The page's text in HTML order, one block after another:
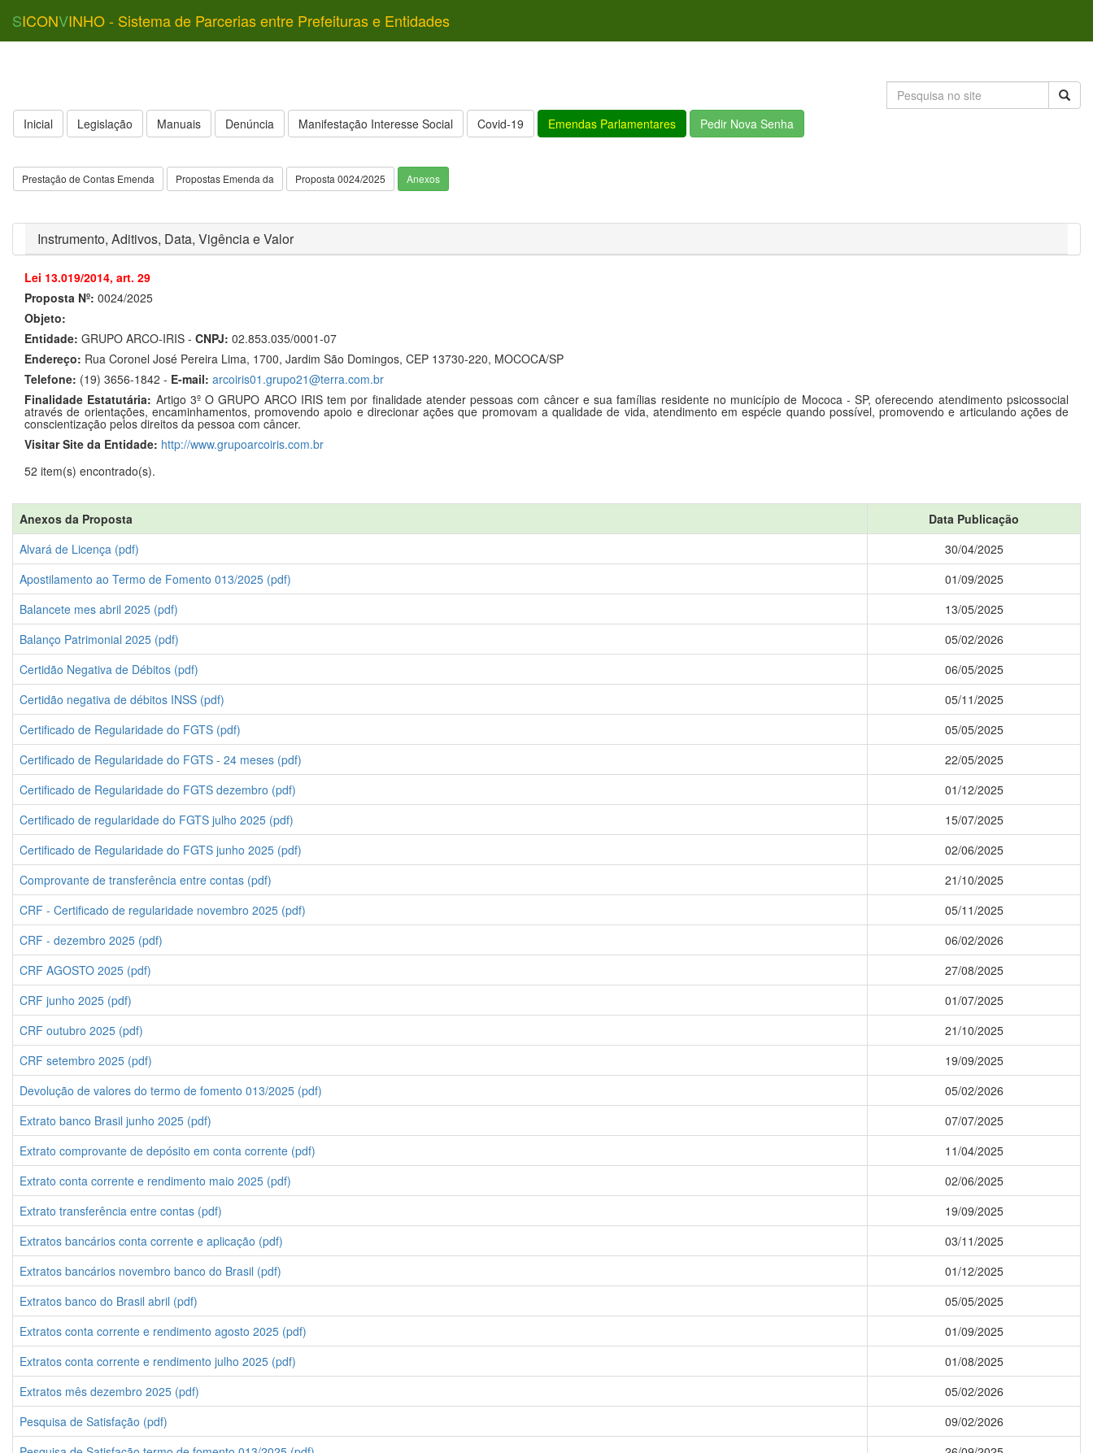
SICONVINHO - Sistema de Parcerias entre Prefeituras e Entidades
Inicial Legislação Manuais Denúncia Manifestação Interesse Social Covid-19 Emendas Parlamentares Pedir Nova Senha
Prestação de Contas Emenda Propostas Emenda da Proposta 0024/2025 Anexos
Instrumento, Aditivos, Data, Vigência e Valor
Lei 13.019/2014, art. 29
Proposta Nº: 0024/2025
Objeto:
Entidade: GRUPO ARCO-IRIS - CNPJ: 02.853.035/0001-07
Endereço: Rua Coronel José Pereira Lima, 1700, Jardim São Domingos, CEP 13730-220, MOCOCA/SP
Telefone: (19) 3656-1842 - E-mail: arcoiris01.grupo21@terra.com.br
Finalidade Estatutária: Artigo 3º O GRUPO ARCO IRIS tem por finalidade atender pessoas com câncer e sua famílias residente no município de Mococa - SP, oferecendo atendimento psicossocial
através de orientações, encaminhamentos, promovendo apoio e direcionar ações que promovam a qualidade de vida, atendimento em espécie quando possível, promovendo e articulando ações de
conscientização pelos direitos da pessoa com câncer.
Visitar Site da Entidade: http://www.grupoarcoiris.com.br
52 item(s) encontrado(s).
Anexos da Proposta
Data Publicação
Alvará de Licença (pdf)
30/04/2025
Apostilamento ao Termo de Fomento 013/2025 (pdf)
01/09/2025
Balancete mes abril 2025 (pdf)
13/05/2025
Balanço Patrimonial 2025 (pdf)
05/02/2026
Certidão Negativa de Débitos (pdf)
06/05/2025
Certidão negativa de débitos INSS (pdf)
05/11/2025
Certificado de Regularidade do FGTS (pdf)
05/05/2025
Certificado de Regularidade do FGTS - 24 meses (pdf)
22/05/2025
Certificado de Regularidade do FGTS dezembro (pdf)
01/12/2025
Certificado de regularidade do FGTS julho 2025 (pdf)
15/07/2025
Certificado de Regularidade do FGTS junho 2025 (pdf)
02/06/2025
Comprovante de transferência entre contas (pdf)
21/10/2025
CRF - Certificado de regularidade novembro 2025 (pdf)
05/11/2025
CRF - dezembro 2025 (pdf)
06/02/2026
CRF AGOSTO 2025 (pdf)
27/08/2025
CRF junho 2025 (pdf)
01/07/2025
CRF outubro 2025 (pdf)
21/10/2025
CRF setembro 2025 (pdf)
19/09/2025
Devolução de valores do termo de fomento 013/2025 (pdf)
05/02/2026
Extrato banco Brasil junho 2025 (pdf)
07/07/2025
Extrato comprovante de depósito em conta corrente (pdf)
11/04/2025
Extrato conta corrente e rendimento maio 2025 (pdf)
02/06/2025
Extrato transferência entre contas (pdf)
19/09/2025
Extratos bancários conta corrente e aplicação (pdf)
03/11/2025
Extratos bancários novembro banco do Brasil (pdf)
01/12/2025
Extratos banco do Brasil abril (pdf)
05/05/2025
Extratos conta corrente e rendimento agosto 2025 (pdf)
01/09/2025
Extratos conta corrente e rendimento julho 2025 (pdf)
01/08/2025
Extratos mês dezembro 2025 (pdf)
05/02/2026
Pesquisa de Satisfação (pdf)
09/02/2026